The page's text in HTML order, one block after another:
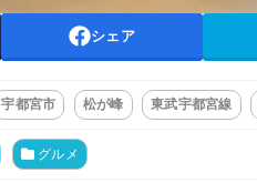
シェア
宇都宮市 松が峰 東武宇都宮線
グルメ